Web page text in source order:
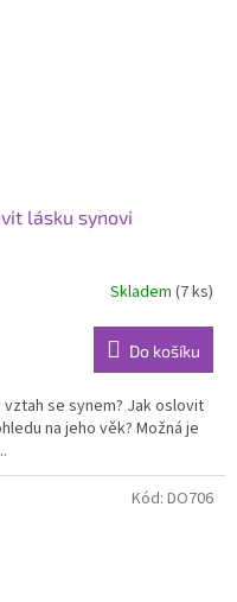
lásku synovi
Skladem (7 ks)
Do košíku
se synem? Jak oslovit
na jeho věk? Možná je
Kód: DO706